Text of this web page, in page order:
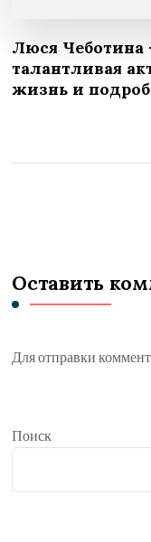
Люся Чеботина
талантливая
жизнь и
Оставить
Для отправки
Поиск